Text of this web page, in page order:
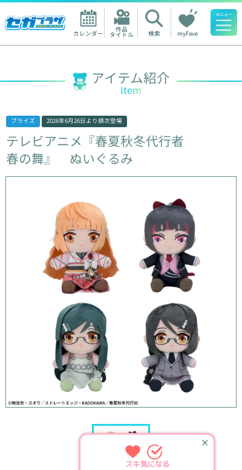
カレンダー 作品
タイトル 検索 myFave
人気ワード
アイテム紹介
Item
プライズ 2026年6月26日 より順次登場
テレビアニメ『春夏秋冬代行者
春の舞』
ぬいぐるみ
✕
スキ気になる